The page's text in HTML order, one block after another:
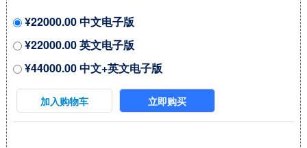
2029期间年复合增长率
（CAGR）为 %。未来几年，本
行业具有很大不确定性，本文的
2023-2029年的预测数据是基于过
去几年的历史发展、行业专家观
¥22000.00 中文电子版
¥22000.00 英文电子版
¥44000.00 中文+英文电子版
加入购物车 立即购买